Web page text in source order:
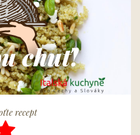
chuť!
recept